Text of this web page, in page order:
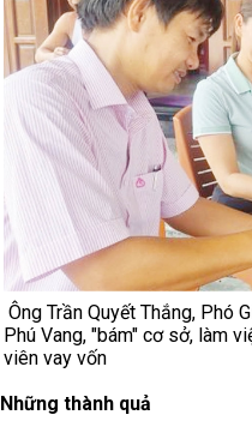
Ông Trần Quyết Thắng, Phó
Phú Vang, "bám" cơ sở, làm
viên vay vốn
Những thành quả